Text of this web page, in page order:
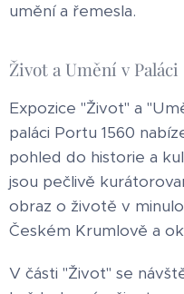
umění a řemesla.
Život a Umění v Paláci
Expozice "Život" a
paláci Portu 1560
pohled do historie a
jsou pečlivě
obraz o životě v
Českém Krumlově a
V části "Život" se